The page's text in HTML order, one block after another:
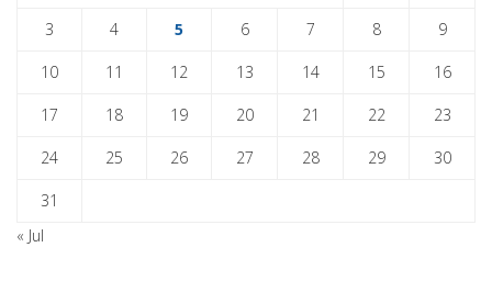
3 4 5 6 7 8 9
10 11 12 13 14 15 16
17 18 19 20 21 22 23
24 25 26 27 28 29 30
31
« Jul